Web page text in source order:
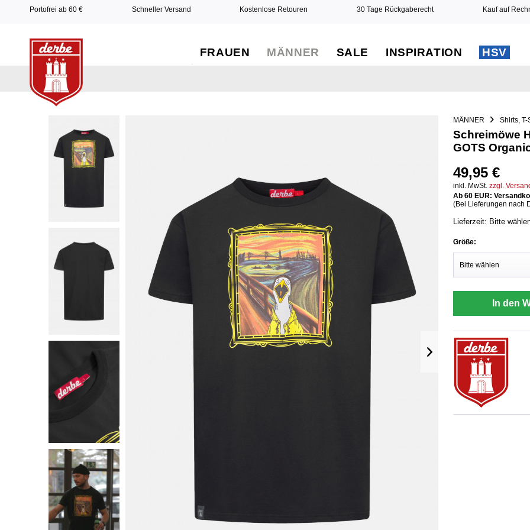
Portofrei ab 60 € Schneller Versand Kostenlose Retouren 30 Tage Rückgaberecht Kauf auf
FRAUEN MÄNNER SALE INSPIRATION HSV
MÄNNER Shirts, T-
Schreimöwe
GOTS
49,95 €
inkl. MwSt.zzgl.
Ab 60 EUR:
(Bei Lieferungen nach
Lieferzeit: Bitte
Größe:
In den